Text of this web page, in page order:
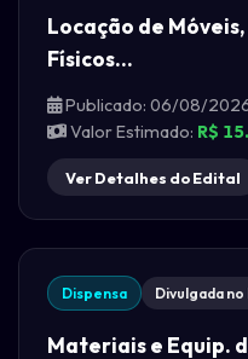
Locação de
Físicos...
Publicado: 06/08/
Valor Estimado: R$
Ver Detalhes do Edital
Dispensa Divulgada no
Materiais e Equip.